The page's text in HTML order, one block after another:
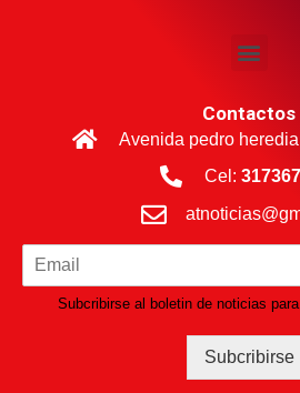
Contactos
Avenida pedro
Cel:
Subcribirse al boletin de noticias
Subcribirse